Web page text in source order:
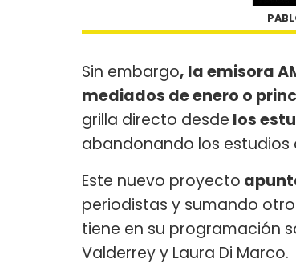
Sin embargo, la emisora
mediados de enero o
grilla directo desde los
abandonando los estudios
Este nuevo proyecto
periodistas y sumando
tiene en su programación
Valderrey y Laura Di Marco.